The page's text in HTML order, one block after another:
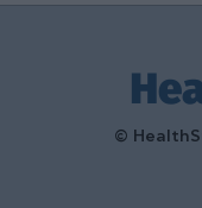
©